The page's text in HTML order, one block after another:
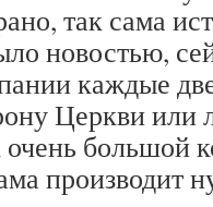
так сама
новостью,
каждые
Церкви или
большой
производит